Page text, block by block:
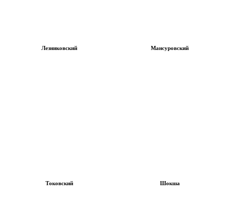
Лезниковский Мансуровский
Токовский Шокша